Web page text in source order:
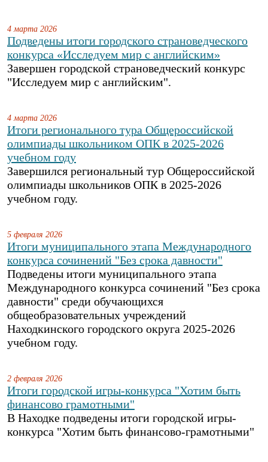
4 марта 2026
Подведены итоги городского страноведческого
конкурса «Исследуем мир с английским»
Завершен городской страноведческий конкурс
"Исследуем мир с английским".
4 марта 2026
Итоги регионального тура Общероссийской
олимпиады школьником ОПК в 2025-2026
учебном году
Завершился региональный тур Общероссийской
олимпиады школьников ОПК в 2025-2026
учебном году.
5 февраля 2026
Итоги муниципального этапа Международного
конкурса сочинений "Без срока давности"
Подведены итоги муниципального этапа
Международного конкурса сочинений "Без срока
давности" среди обучающихся
общеобразовательных учреждений
Находкинского городского округа 2025-2026
учебном году.
2 февраля 2026
Итоги городской игры-конкурса "Хотим быть
финансово грамотными"
В Находке подведены итоги городской игры-
конкурса "Хотим быть финансово-грамотными"